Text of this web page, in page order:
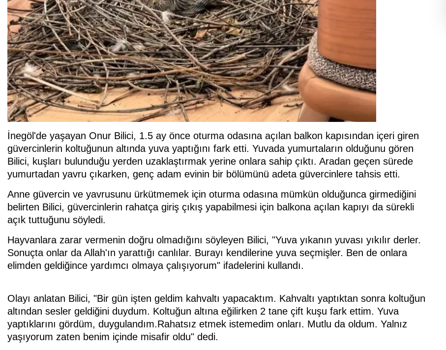
İnegöl'de yaşayan Onur Bilici, 1.5 ay önce oturma odasına açılan balkon kapısından içeri giren
güvercinlerin koltuğunun altında yuva yaptığını fark etti. Yuvada yumurtaların olduğunu gören
Bilici, kuşları bulunduğu yerden uzaklaştırmak yerine onlara sahip çıktı. Aradan geçen sürede
yumurtadan yavru çıkarken, genç adam evinin bir bölümünü adeta güvercinlere tahsis etti.
Anne güvercin ve yavrusunu ürkütmemek için oturma odasına mümkün olduğunca girmediğini
belirten Bilici, güvercinlerin rahatça giriş çıkış yapabilmesi için balkona açılan kapıyı da sürekli
açık tuttuğunu söyledi.
Hayvanlara zarar vermenin doğru olmadığını söyleyen Bilici, "Yuva yıkanın yuvası yıkılır derler.
Sonuçta onlar da Allah'ın yarattığı canlılar. Burayı kendilerine yuva seçmişler. Ben de onlara
elimden geldiğince yardımcı olmaya çalışıyorum" ifadelerini kullandı.
Olayı anlatan Bilici, "Bir gün işten geldim kahvaltı yapacaktım. Kahvaltı yaptıktan sonra koltuğun
altından sesler geldiğini duydum. Koltuğun altına eğilirken 2 tane çift kuşu fark ettim. Yuva
yaptıklarını gördüm, duygulandım.Rahatsız etmek istemedim onları. Mutlu da oldum. Yalnız
yaşıyorum zaten benim içinde misafir oldu" dedi.